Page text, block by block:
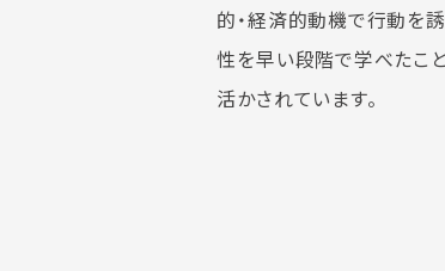
的・経済的動機で行動を
性を早い段階で学べたこ
活かされています。